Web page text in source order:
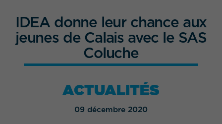
Nos implantations
Espace Presse
NOS SECTEURS D'ACTIVITÉ
IDEA donne leur chance aux
jeunes de Calais avec le SAS
Coluche
ACTUALITÉS
09 décembre 2020